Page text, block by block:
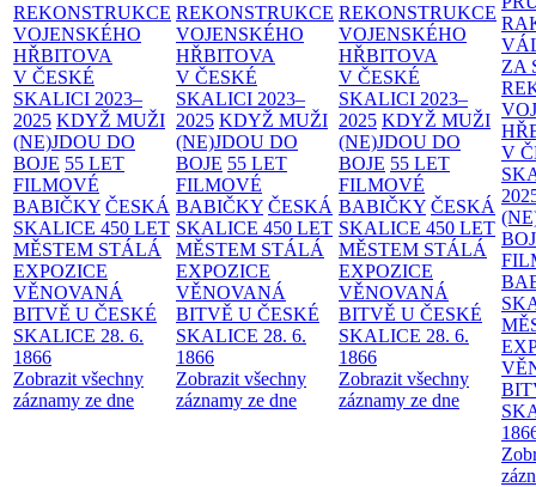
REKONSTRUKCE
VOJENSKÉHO
HŘBITOVA
V ČESKÉ
SKALICI 2023–
2025 KDYŽ MUŽI
(NE)JDOU DO
BOJE 55 LET
FILMOVÉ
BABIČKY ČESKÁ
SKALICE 450 LET
MĚSTEM STÁLÁ
EXPOZICE
VĚNOVANÁ
BITVĚ U ČESKÉ
SKALICE 28. 6.
1866
Zobrazit všechny
záznamy ze dne
REKONSTRUKCE
VOJENSKÉHO
HŘBITOVA
V ČESKÉ
SKALICI 2023–
2025 KDYŽ MUŽI
(NE)JDOU DO
BOJE 55 LET
FILMOVÉ
BABIČKY ČESKÁ
SKALICE 450 LET
MĚSTEM STÁLÁ
EXPOZICE
VĚNOVANÁ
BITVĚ U ČESKÉ
SKALICE 28. 6.
1866
Zobrazit všechny
záznamy ze dne
REKONSTRUKCE
VOJENSKÉHO
HŘBITOVA
V ČESKÉ
SKALICI 2023–
2025 KDYŽ MUŽI
(NE)JDOU DO
BOJE 55 LET
FILMOVÉ
BABIČKY ČESKÁ
SKALICE 450 LET
MĚSTEM STÁLÁ
EXPOZICE
VĚNOVANÁ
BITVĚ U ČESKÉ
SKALICE 28. 6.
1866
Zobrazit všechny
záznamy ze dne
ZA
V